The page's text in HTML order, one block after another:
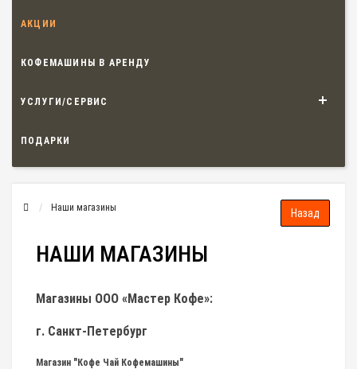
АКЦИИ
КОФЕМАШИНЫ В АРЕНДУ
УСЛУГИ/СЕРВИС
ПОДАРКИ
Наши магазины
НАШИ МАГАЗИНЫ
Магазины ООО «Мастер Кофе»:
г. Санкт-Петербург
Магазин "Кофе Чай Кофемашины"